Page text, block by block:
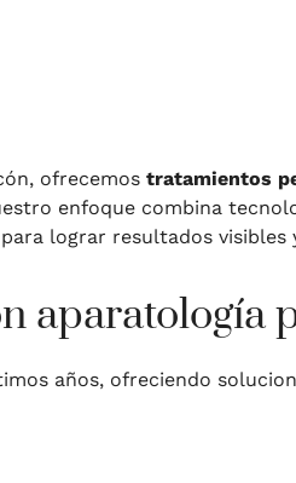
ofrecemos tratamientos
enfoque combina
lograr resultados
aparatología
años, ofreciendo